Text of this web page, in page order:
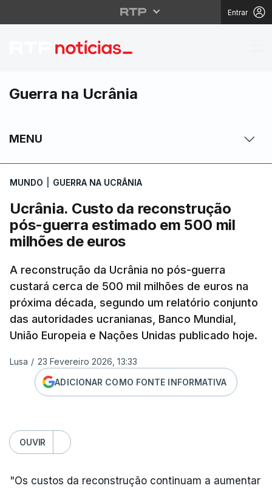
Entrar
Ucrânia. Custo da
Guerra na Ucrânia
MENU
MUNDO GUERRA NA UCRÂNIA
Ucrânia. Custo da reconstrução
pós-guerra estimado em 500 mil
milhões de euros
A reconstrução da Ucrânia no pós-guerra
custará cerca de 500 mil milhões de euros na
próxima década, segundo um relatório conjunto
das autoridades ucranianas, Banco Mundial,
União Europeia e Nações Unidas publicado hoje.
Lusa / 23 Fevereiro 2026, 13:33
ADICIONAR COMO FONTE INFORMATIVA
OUVIR
"Os custos da reconstrução continuam a aumentar